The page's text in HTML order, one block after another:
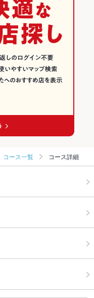
コース一覧 コース詳細